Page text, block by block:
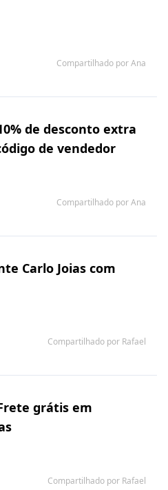
Compartilhado por Ana
de desconto extra
de vendedor
Compartilhado por Ana
Carlo Joias com
Compartilhado por Rafael
grátis em
Compartilhado por Rafael